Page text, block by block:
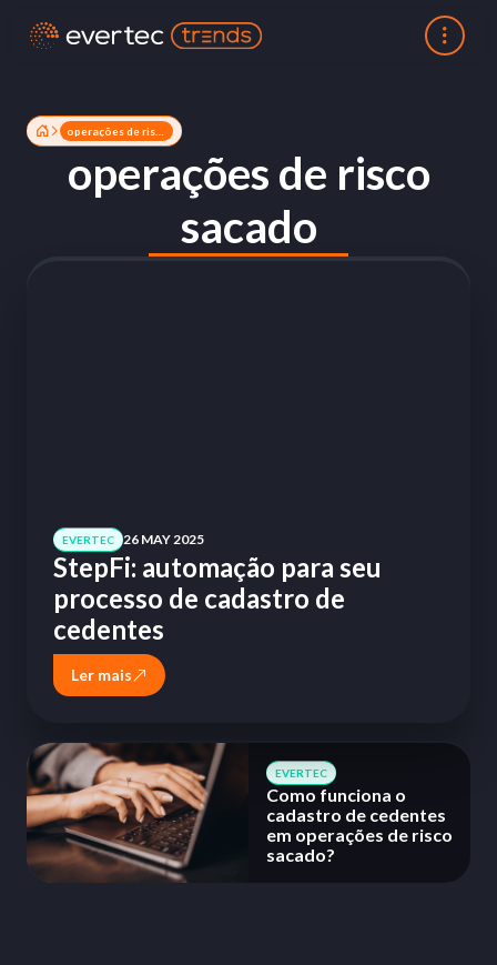
operações de risco
sacado
EVERTEC 26 MAY 2025
StepFi: automação para seu
processo de cadastro de
cedentes
Ler mais
EVERTEC
Como funciona o
cadastro de cedentes
em operações de risco
sacado?